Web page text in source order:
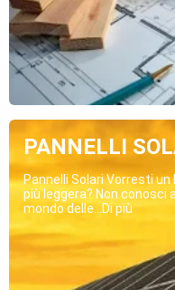
PANNELLI
Pannelli Solari Vorresti
più leggera? Non conosci
mondo delle...Di più